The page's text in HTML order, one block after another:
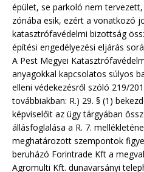
épület, se parkoló nem
zónába esik, ezért a vonatkozó
katasztrófavédelmi bizottság
építési engedélyezési eljárás
A Pest Megyei
anyagokkal kapcsolatos súlyos
elleni védekezésről szóló 219/
továbbiakban: R.) 29. § (1)
képviselőit az ügy tárgyában
állásfoglalása a R. 7.
meghatározott szempontok
beruházó Forintrade Kft a
Agromulti Kft. dunavarsányi